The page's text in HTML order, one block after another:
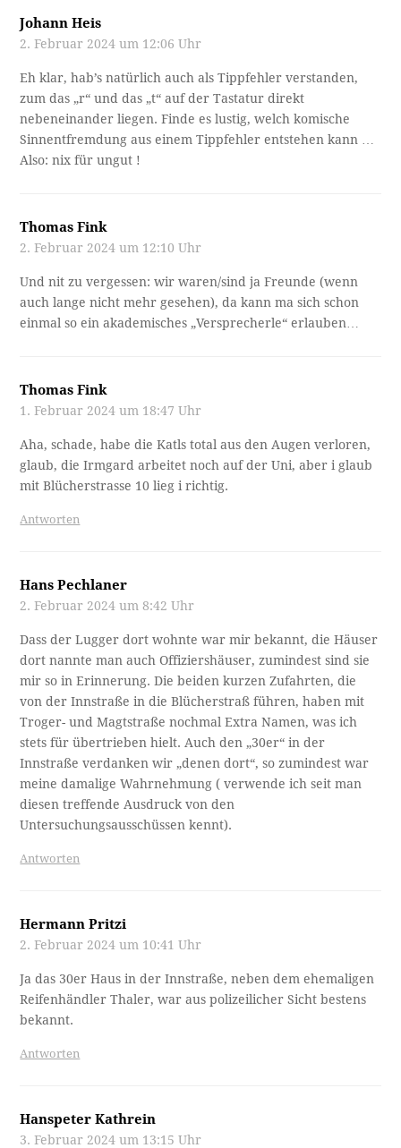
Johann Heis
2. Februar 2024 um 12:06 Uhr
Eh klar, hab’s natürlich auch als Tippfehler verstanden,
zum das „r“ und das „t“ auf der Tastatur direkt
nebeneinander liegen. Finde es lustig, welch komische
Sinnentfremdung aus einem Tippfehler entstehen kann …
Also: nix für ungut !
Thomas Fink
2. Februar 2024 um 12:10 Uhr
Und nit zu vergessen: wir waren/sind ja Freunde (wenn
auch lange nicht mehr gesehen), da kann ma sich schon
einmal so ein akademisches „Versprecherle“ erlauben…
Thomas Fink
1. Februar 2024 um 18:47 Uhr
Aha, schade, habe die Katls total aus den Augen verloren,
glaub, die Irmgard arbeitet noch auf der Uni, aber i glaub
mit Blücherstrasse 10 lieg i richtig.
Antworten
Hans Pechlaner
2. Februar 2024 um 8:42 Uhr
Dass der Lugger dort wohnte war mir bekannt, die Häuser
dort nannte man auch Offiziershäuser, zumindest sind sie
mir so in Erinnerung. Die beiden kurzen Zufahrten, die
von der Innstraße in die Blücherstraß führen, haben mit
Troger- und Magtstraße nochmal Extra Namen, was ich
stets für übertrieben hielt. Auch den „30er“ in der
Innstraße verdanken wir „denen dort“, so zumindest war
meine damalige Wahrnehmung ( verwende ich seit man
diesen treffende Ausdruck von den
Untersuchungsausschüssen kennt).
Antworten
Hermann Pritzi
2. Februar 2024 um 10:41 Uhr
Ja das 30er Haus in der Innstraße, neben dem ehemaligen
Reifenhändler Thaler, war aus polizeilicher Sicht bestens
bekannt.
Antworten
Hanspeter Kathrein
3. Februar 2024 um 13:15 Uhr